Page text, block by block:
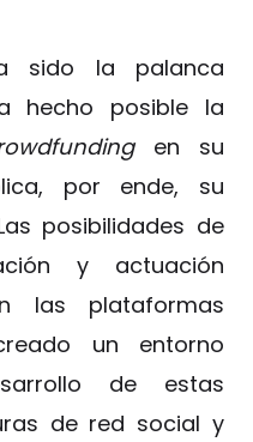
sido la palanca
hecho posible la
en su
por ende, su
posibilidades de
y actuación
las plataformas
un entorno
de estas
de red social y